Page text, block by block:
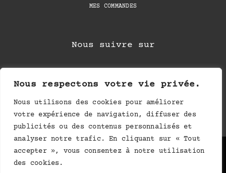
Nous respectons votre vie privée.
Nous utilisons des cookies pour améliorer
votre expérience de navigation, diffuser des
publicités ou des contenus personnalisés et
analyser notre trafic. En cliquant sur « Tout
accepter », vous consentez à notre utilisation
des cookies.
MES COMMANDES
Nous suivre sur
Politique de confidentialité Mentions légales